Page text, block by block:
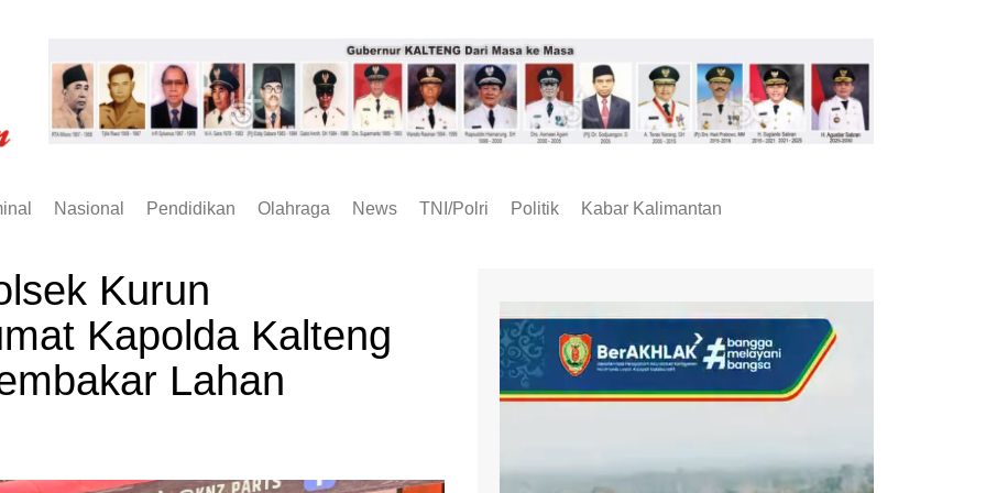
Nasional Pendidikan Olahraga News TNI/Polri Politik Kabar Kalimantan
Kurun
Kapolda Kalteng
Lahan